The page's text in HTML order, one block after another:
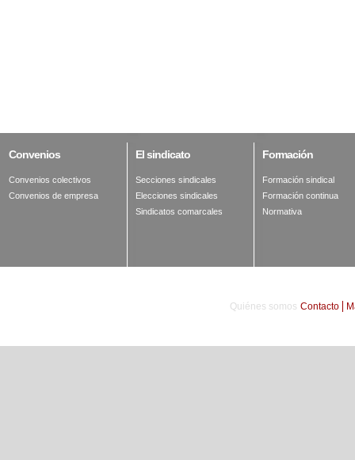
Convenios
Convenios colectivos
Convenios de empresa
Elsindicato
Secciones sindicales
Elecciones sindicales
Sindicatos comarcales
Formación
Formación sindical
Formación continua
Normativa
Quiénes somos Contacto